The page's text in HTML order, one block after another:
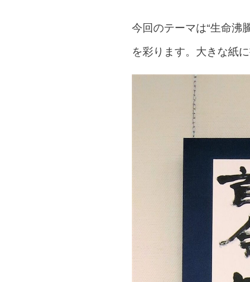
今回のテーマは“生命沸
を彩ります。大きな紙